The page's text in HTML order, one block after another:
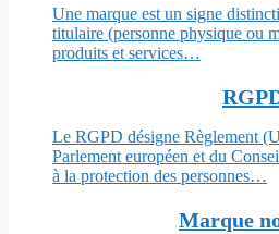
Une marque est un signe
titulaire (personne physique ou
produits et services…
Le RGPD désigne Règlement
Parlement européen et du
à la protection des personnes…
Marque